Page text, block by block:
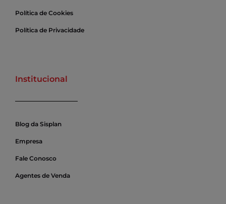
Política de Cookies
Política de Privacidade
Institucional
Blog da Sisplan
Empresa
Fale Conosco
Agentes de Venda